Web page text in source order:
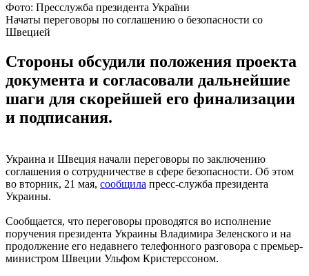
Фото: Пресслужба президента України
Начаты переговоры по соглашению о безопасности со
Швецией
Стороны обсудили положения проекта
документа и согласовали дальнейшие
шаги для скорейшей его финализации
и подписания.
Украина и Швеция начали переговоры по заключению
соглашения о сотрудничестве в сфере безопасности. Об этом
во вторник, 21 мая, сообщила пресс-служба президента
Украины.
Сообщается, что переговоры проводятся во исполнение
поручения президента Украины Владимира Зеленского и на
продолжение его недавнего телефонного разговора с премьер-
министром Швеции Ульфом Кристерссоном.